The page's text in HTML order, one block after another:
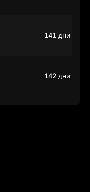
141 дни
142 дни